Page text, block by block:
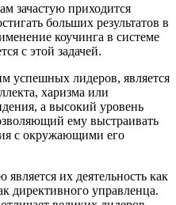
зачастую приходится
больших результатов в
коучинга в системе
с этой задачей.
успешных лидеров, является
харизма или
а высокий уровень
ему выстраивать
с окружающими его
их деятельность как
директивного управленца.